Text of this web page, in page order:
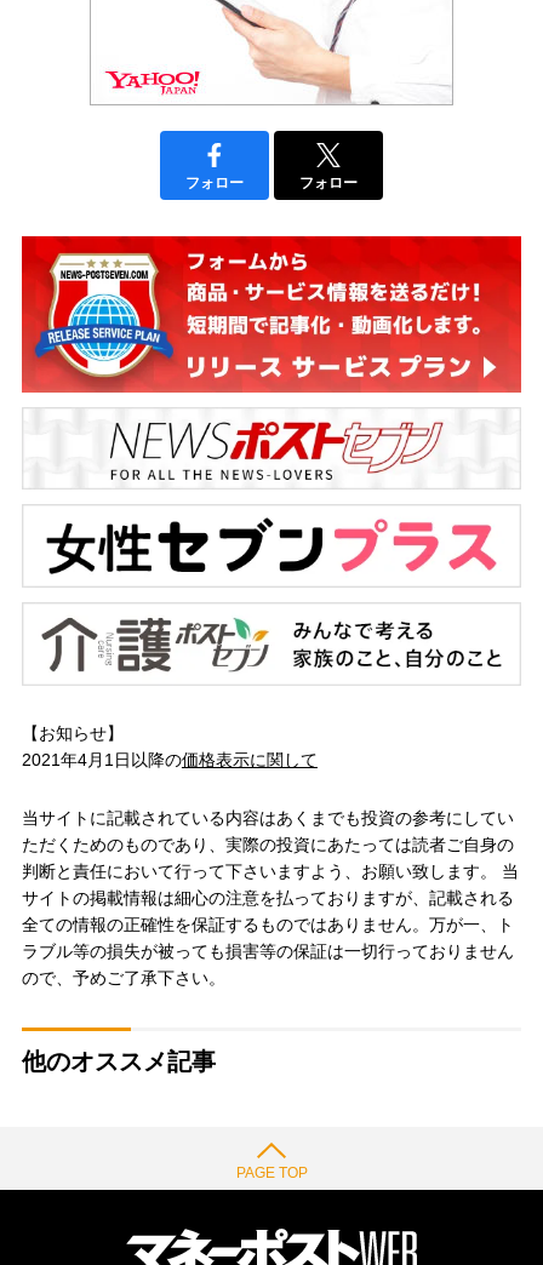
フォロー フォロー
【お知らせ】
2021年4月1日以降の価格表示に関して
当サイトに記載されている内容はあくまでも投資の参考にしてい
ただくためのものであり、実際の投資にあたっては読者ご自身の
判断と責任において行って下さいますよう、お願い致します。 当
サイトの掲載情報は細心の注意を払っておりますが、記載される
全ての情報の正確性を保証するものではありません。万が一、ト
ラブル等の損失が被っても損害等の保証は一切行っておりません
ので、予めご了承下さい。
他のオススメ記事
PAGE TOP